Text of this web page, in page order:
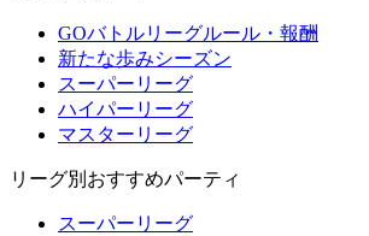
GOバトルリーグルール・報酬
新たな歩みシーズン
スーパーリーグ
ハイパーリーグ
マスターリーグ
リーグ別おすすめパーティ
スーパーリーグ